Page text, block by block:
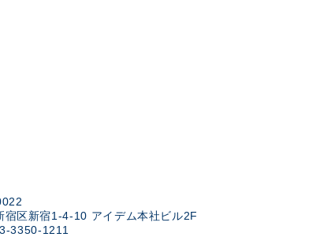
宿区新宿1-4-10 アイデム本社ビル2F
3350-1211